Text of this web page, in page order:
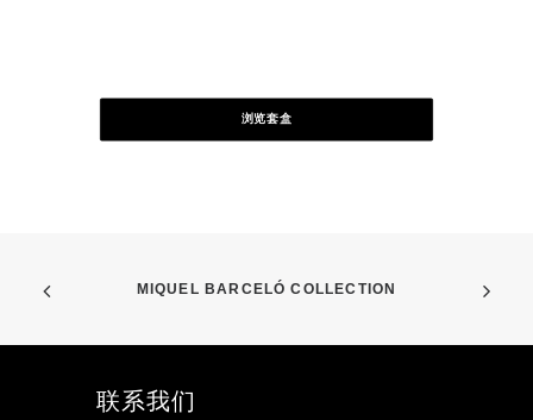
浏览套盒
MIQUEL BARCELÓ COLLECTION
联系我们